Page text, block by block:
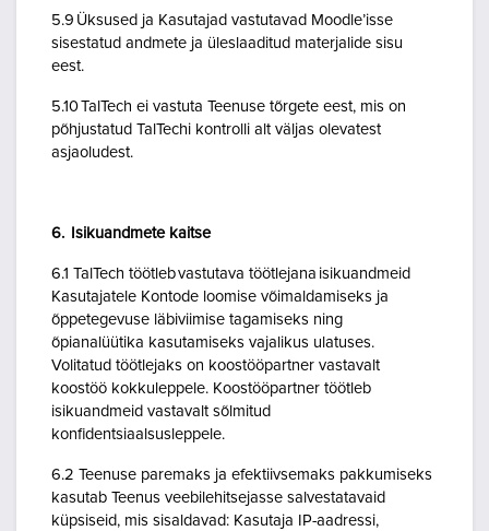
5.9 Üksused ja Kasutajad vastutavad Moodle’isse
sisestatud andmete ja üleslaaditud materjalide sisu
eest.
5.10 TalTech ei vastuta Teenuse tõrgete eest, mis on
põhjustatud TalTechi kontrolli alt väljas olevatest
asjaoludest.
6. Isikuandmete kaitse
6.1 TalTech töötleb vastutava töötlejana isikuandmeid
Kasutajatele Kontode loomise võimaldamiseks ja
õppetegevuse läbiviimise tagamiseks ning
õpianalüütika kasutamiseks vajalikus ulatuses.
Volitatud töötlejaks on koostööpartner vastavalt
koostöö kokkuleppele. Koostööpartner töötleb
isikuandmeid vastavalt sõlmitud
konfidentsiaalsusleppele.
6.2 Teenuse paremaks ja efektiivsemaks pakkumiseks
kasutab Teenus veebilehitsejasse salvestatavaid
küpsiseid, mis sisaldavad: Kasutaja IP-aadressi,